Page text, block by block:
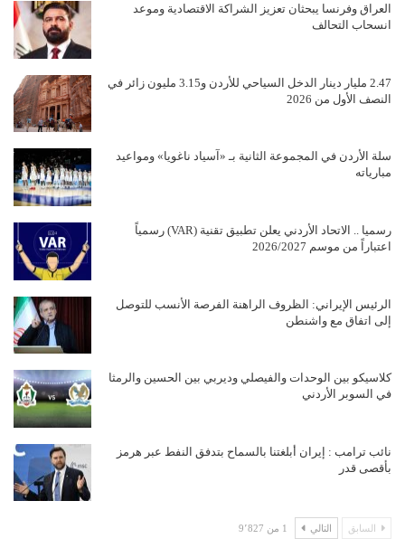
العراق وفرنسا يبحثان تعزيز الشراكة الاقتصادية وموعد
انسحاب التحالف
2.47 مليار دينار الدخل السياحي للأردن و3.15 مليون زائر في
النصف الأول من 2026
سلة الأردن في المجموعة الثانية بـ «آسياد ناغويا» ومواعيد
مبارياته
رسميا .. الاتحاد الأردني يعلن تطبيق تقنية (VAR) رسمياً
اعتباراً من موسم 2026/2027
الرئيس الإيراني: الظروف الراهنة الفرصة الأنسب للتوصل
إلى اتفاق مع واشنطن
كلاسيكو بين الوحدات والفيصلي وديربي بين الحسين والرمثا
في السوبر الأردني
نائب ترامب : إيران أبلغتنا بالسماح بتدفق النفط عبر هرمز
بأقصى قدر
السابق التالي 1 من 9٬827